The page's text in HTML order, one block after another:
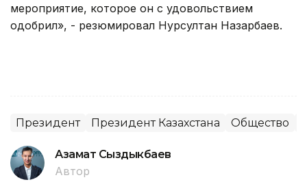
мероприятие, которое он с удовольствием
одобрил», - резюмировал Нурсултан Назарбаев.
Президент Президент Казахстана Общество
Азамат Сыздыкбаев
Автор